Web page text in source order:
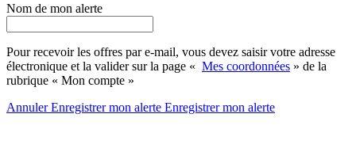
Nom de mon alerte
Pour recevoir les offres par e-mail, vous devez saisir votre adresse
électronique et la valider sur la page « Mes coordonnées » de la
rubrique « Mon compte »
AnnulerEnregistrer mon alerte Enregistrermon alerte